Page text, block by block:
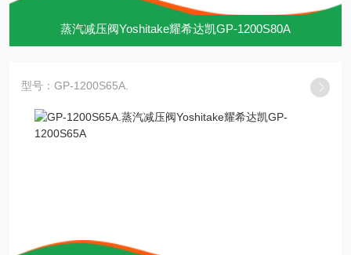
蒸汽减压阀Yoshitake耀希达凯GP-1200S80A
型号：GP-1200S65A.